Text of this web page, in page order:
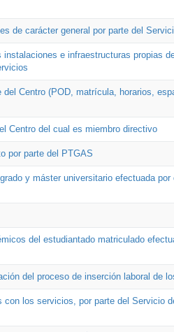
de carácter general por parte del
e infraestructuras propias
Centro (POD, matrícula, horarios,
Centro del cual es miembro directivo
por parte del PTGAS
y máster universitario efectuada por
del estudiantado matriculado
del proceso de inserción laboral de
con los servicios, por parte del Servicio